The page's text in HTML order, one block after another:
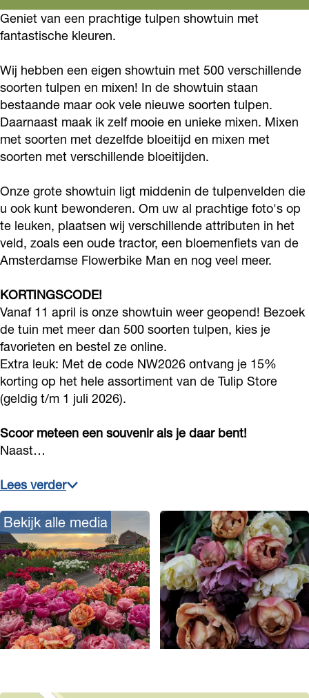
h
o
t
u
i
n
T
u
l
i
p
S
t
o
r
e
r
S
o
w
t
u
i
T
u
l
i
p
S
t
o
r
e
Geniet van een prachtige tulpen showtuin met
fantastische kleuren.
Wij hebben een eigen showtuin met 500 verschillende
soorten tulpen en mixen! In de showtuin staan
bestaande maar ook vele nieuwe soorten tulpen.
Daarnaast maak ik zelf mooie en unieke mixen. Mixen
met soorten met dezelfde bloeitijd en mixen met
soorten met verschillende bloeitijden.
Onze grote showtuin ligt middenin de tulpenvelden die
u ook kunt bewonderen. Om uw al prachtige foto's op
te leuken, plaatsen wij verschillende attributen in het
veld, zoals een oude tractor, een bloemenfiets van de
Amsterdamse Flowerbike Man en nog veel meer.
KORTINGSCODE!
Vanaf 11 april is onze showtuin weer geopend! Bezoek
de tuin met meer dan 500 soorten tulpen, kies je
favorieten en bestel ze online.
Extra leuk: Met de code NW2026 ontvang je 15%
korting op het hele assortiment van de Tulip Store
(geldig t/m 1 juli 2026).
Scoor meteen een souvenir als je daar bent!
Naast…
Lees verder
Bekijk alle media